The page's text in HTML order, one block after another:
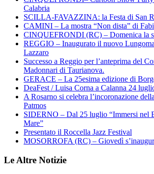
Calabria
SCILLA-FAVAZZINA: la Festa di San
CAMINI – La mostra “Non dista” di
CINQUEFRONDI (RC) – Domenica la
REGGIO – Inaugurato il nuovo
Lazzaro
Successo a Reggio per l’anteprima del
Madonnari di Taurianova.
GERACE – La 25esima edizione di
DeaFest / Luisa Corna a Calanna 24
A Rosarno si celebra l’incoronazione
Patmos
SIDERNO – Dal 25 luglio “Immersi nel
Mare”
Presentato il Roccella Jazz Festival
MOSORROFA (RC) – Giovedì
Le Altre Notizie